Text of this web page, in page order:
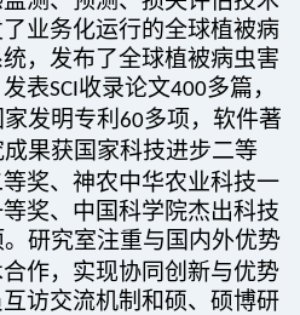
业务化运行的全球植被病
，发布了全球植被病虫害
表SCI收录论文400多篇，
发明专利60多项，软件著
果获国家科技进步二等
奖、神农中华农业科技一
奖、中国科学院杰出科技
。研究室注重与国内外优势
作，实现协同创新与优势
访交流机制和硕、硕博研